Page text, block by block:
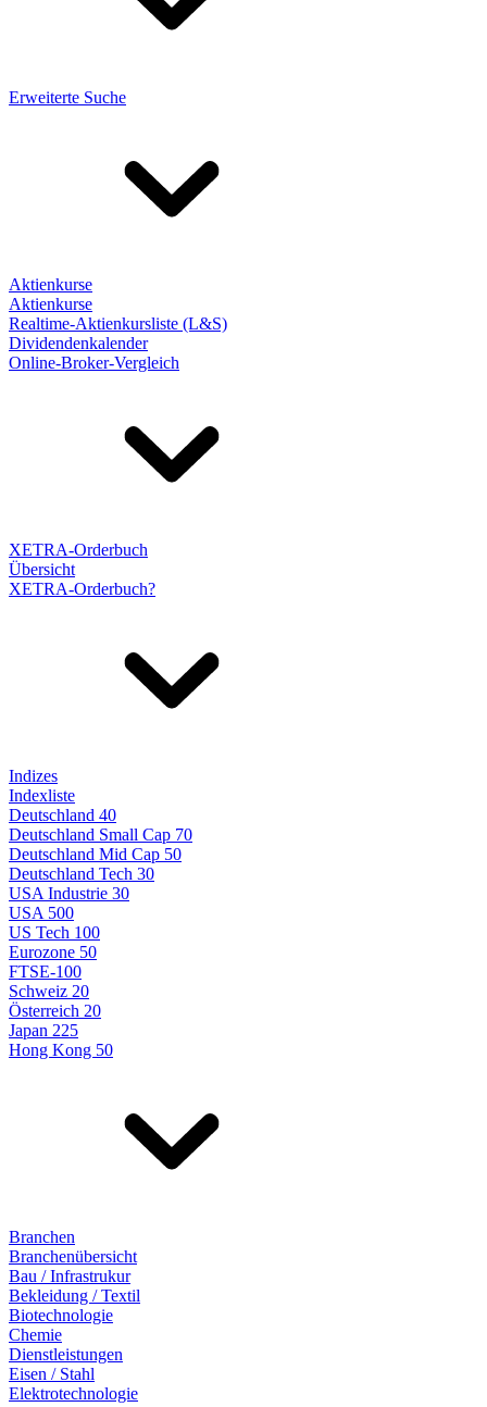
Erweiterte Suche
Aktienkurse
Aktienkurse
Realtime-Aktienkursliste (L&S)
Dividendenkalender
Online-Broker-Vergleich
XETRA-Orderbuch
Übersicht
XETRA-Orderbuch?
Indizes
Indexliste
Deutschland 40
Deutschland Small Cap 70
Deutschland Mid Cap 50
Deutschland Tech 30
USA Industrie 30
USA 500
US Tech 100
Eurozone 50
FTSE-100
Schweiz 20
Österreich 20
Japan 225
Hong Kong 50
Branchen
Branchenübersicht
Bau / Infrastrukur
Bekleidung / Textil
Biotechnologie
Chemie
Dienstleistungen
Eisen / Stahl
Elektrotechnologie